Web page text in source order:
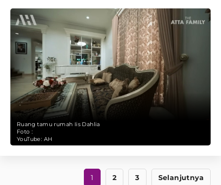
Ruang tamu rumah Iis Dahlia
Foto :
YouTube: AH
1 2 3 Selanjutnya